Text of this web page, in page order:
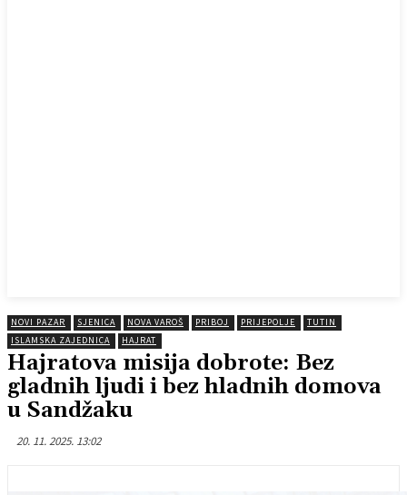
NOVI PAZAR SJENICA NOVA VAROŠ PRIBOJ PRIJEPOLJE
TUTIN
ISLAMSKA ZAJEDNICA
HAJRAT
Hajratova misija dobrote: Bez
gladnih ljudi i bez hladnih domova
u Sandžaku
20. 11. 2025. 13:02